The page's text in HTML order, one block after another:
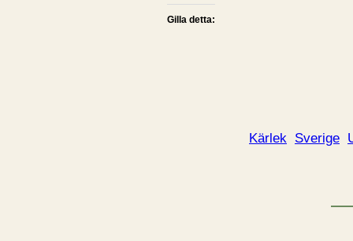
Gilla detta:
Kärlek Sverige